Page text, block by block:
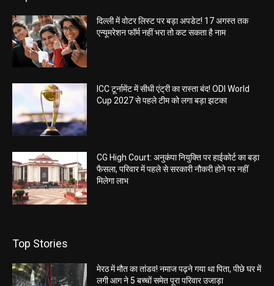
दिल्ली में वोटर लिस्ट पर बड़ा अपडेट! 17 अगस्त तक
एन्यूमरेशन फॉर्म नहीं भरा तो कट सकता है नाम
ICC टूर्नामेंट में सीधी एंट्री का रास्ता बंद! ODI World
Cup 2027 से पहले टीम को लगा बड़ा झटका
CG High Court: अनुकंपा नियुक्ति पर हाईकोर्ट का बड़ा
फैसला, परिवार में पहले से सरकारी नौकरी होने पर नहीं
मिलेगा लाभ
Top Stories
मेरठ में मौत का तांडव! नमाज पढ़ने गया था पिता, पीछे घर में
लगी आग ने 5 बच्चों समेत पूरा परिवार उजाड़ा